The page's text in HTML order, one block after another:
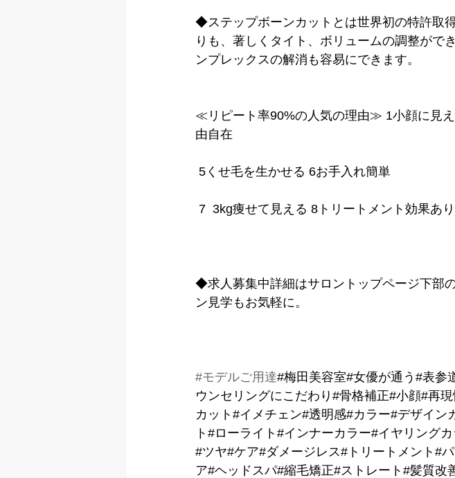
◆ステップボーンカットとは世界初の特許取
りも、著しくタイト、ボリュームの調整がで
ンプレックスの解消も容易にできます。
≪リピート率90%の人気の理由≫ 1小顔に見
由自在
5くせ毛を生かせる 6お手入れ簡単
7  3kg痩せて見える 8トリートメント効果あり
◆求人募集中詳細はサロントップページ下
ン見学もお気軽に。
#モデルご用達#梅田美容室#女優が通う#表参
ウンセリングにこだわり#骨格補正#小顔#再
カット#イメチェン#透明感#カラー#デザイ
ト#ローライト#インナーカラー#イヤリング
#ツヤ#ケア#ダメージレス#トリートメント#
ア#ヘッドスパ#縮毛矯正#ストレート#髪質